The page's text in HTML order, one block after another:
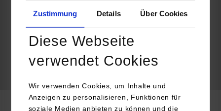
Zustimmung Details Über Cookies
Diese Webseite
verwendet Cookies
Wir verwenden Cookies, um Inhalte und
Anzeigen zu personalisieren, Funktionen für
soziale Medien anbieten zu können und die